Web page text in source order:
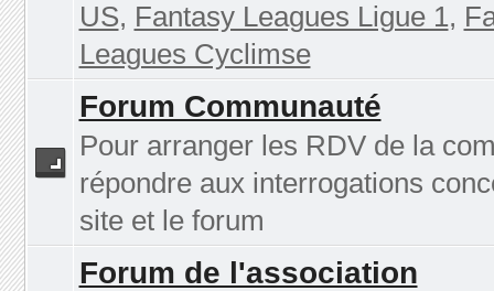
US, Fantasy Leagues Ligue 1,
Leagues Cyclimse
Forum Communauté
Pour arranger les RDV de la
répondre aux interrogations
site et le forum
Forum de l'association